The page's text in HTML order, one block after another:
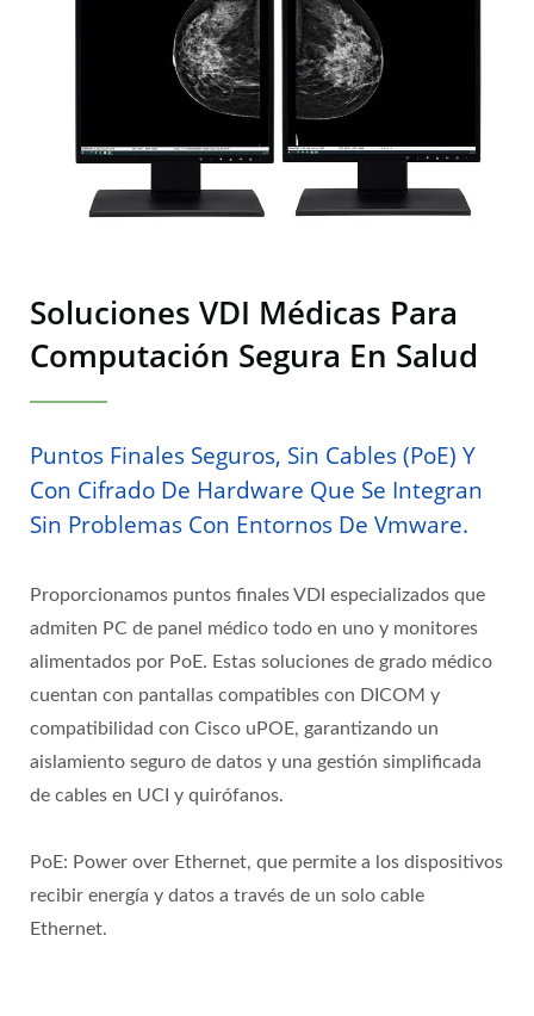
Soluciones VDI Médicas Para
Computación Segura En Salud
Puntos Finales Seguros, Sin Cables (PoE) Y
Con Cifrado De Hardware Que Se Integran
Sin Problemas Con Entornos De Vmware.
Proporcionamos puntos finales VDI especializados que
admiten PC de panel médico todo en uno y monitores
alimentados por PoE. Estas soluciones de grado médico
cuentan con pantallas compatibles con DICOM y
compatibilidad con Cisco uPOE, garantizando un
aislamiento seguro de datos y una gestión simplificada
de cables en UCI y quirófanos.
PoE: Power over Ethernet, que permite a los dispositivos
recibir energía y datos a través de un solo cable
Ethernet.